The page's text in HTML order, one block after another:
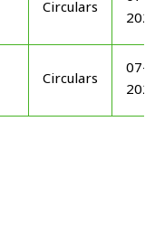
Circulars
Circulars
07-